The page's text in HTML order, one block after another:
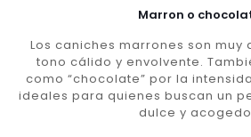
Marron o
Los caniches marrones son muy
tono cálido y envolvente.
como “chocolate” por la
ideales para quienes buscan un
dulce y